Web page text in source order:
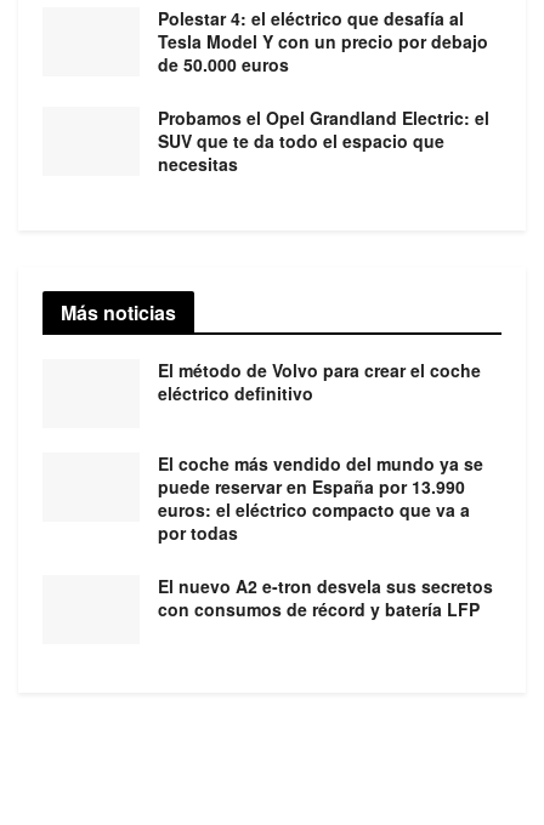
Polestar 4: el eléctrico que desafía al
Tesla Model Y con un precio por debajo
de 50.000 euros
Probamos el Opel Grandland Electric: el
SUV que te da todo el espacio que
necesitas
Más noticias
El método de Volvo para crear el coche
eléctrico definitivo
El coche más vendido del mundo ya se
puede reservar en España por 13.990
euros: el eléctrico compacto que va a
por todas
El nuevo A2 e-tron desvela sus secretos
con consumos de récord y batería LFP